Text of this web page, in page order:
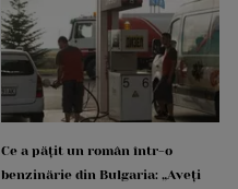
Ce a pățit un român într-o
benzinărie din Bulgaria: „Aveți